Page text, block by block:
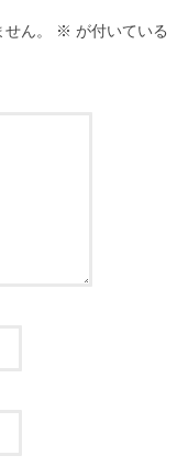
ん。 ※ が付いている